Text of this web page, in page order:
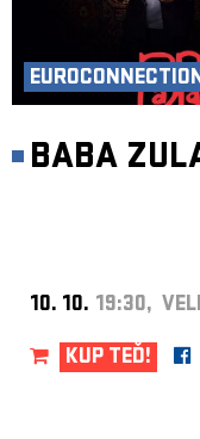
BABA
10. 10. 19:30,
KUP TEĎ!